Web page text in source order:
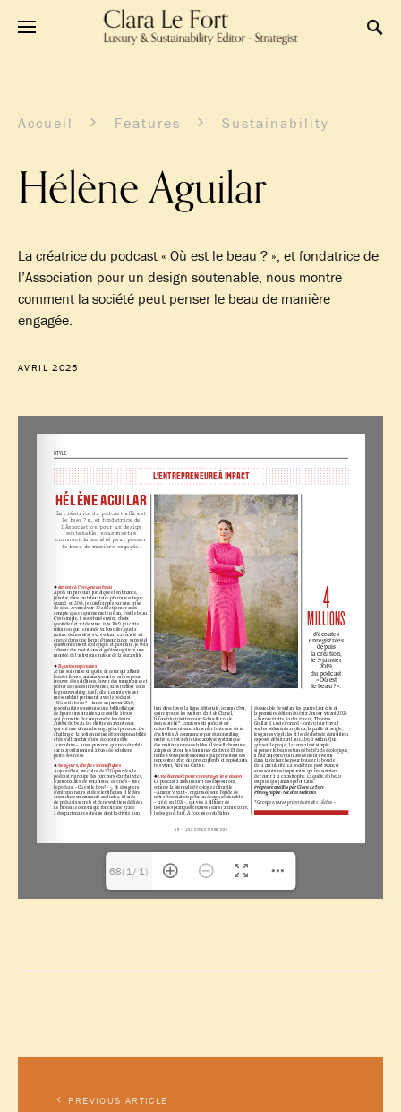
Accueil Features Sustainability
Hélène Aguilar
La créatrice du podcast « Où est le beau ? », et fondatrice de
l’Association pour un design soutenable, nous montre
comment la société peut penser le beau de manière
engagée.
AVRIL 2025
68(1/1)
PREVIOUS ARTICLE